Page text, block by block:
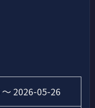
〜 2026-05-26